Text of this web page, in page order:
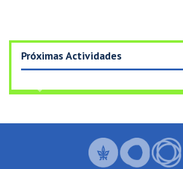
Próximas Actividades
Previous